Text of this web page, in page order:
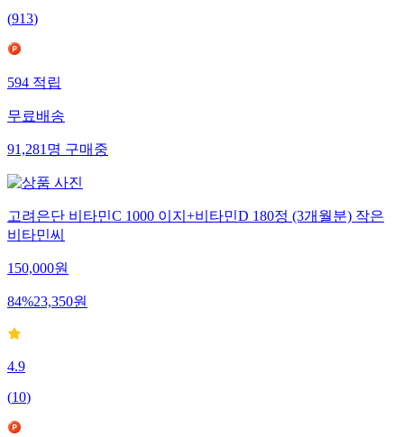
(913)
594적립
무료배송
91,281명구매중
고려은단 비타민C 1000 이지+비타민D 180정 (3개월분) 작은
비타민씨
150,000원
84%23,350원
4.9
(10)